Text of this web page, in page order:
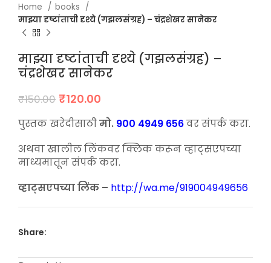
Home
books
माझ्या दृष्टांताची दृश्ये (गझलसंग्रह) – चंद्रशेखर सानेकर
माझ्या दृष्टांताची दृश्ये (गझलसंग्रह) –
चंद्रशेखर सानेकर
₹150.00 Original
was:
₹120.00
is:
पुस्तक खरेदीसाठीमो. 900 4949 656वर संपर्क करा.
अथवा खालील लिंकवर क्लिक करून व्हाट्सएपच्या
माध्यमातून संपर्क करा.
व्हाट्सएपच्या लिंक – http://wa.me/919004949656
Share: